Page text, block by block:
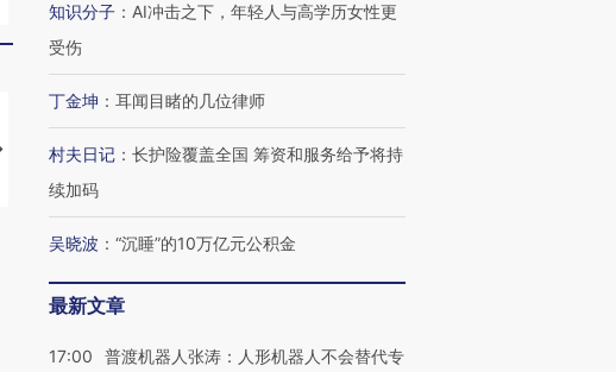
飞地休达
4000人
米
【推广】走进第四届链博
【商旅对话】华住集团
知识分子 ： AI冲击之下，年轻人与高学历女性更
受伤
丁金坤 ： 耳闻目睹的几位律师
村夫日记 ： 长护险覆盖全国 筹资和服务给予将持
续加码
吴晓波 ： “沉睡”的10万亿元公积金
最新文章
17:00
普渡机器人张涛：人形机器人不会替代专